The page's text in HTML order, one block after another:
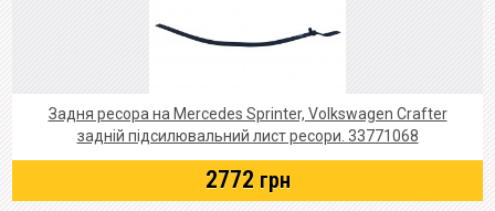
Задня ресора на Mercedes Sprinter, Volkswagen Crafter
задній підсилювальний лист ресори. 33771068
2772 грн